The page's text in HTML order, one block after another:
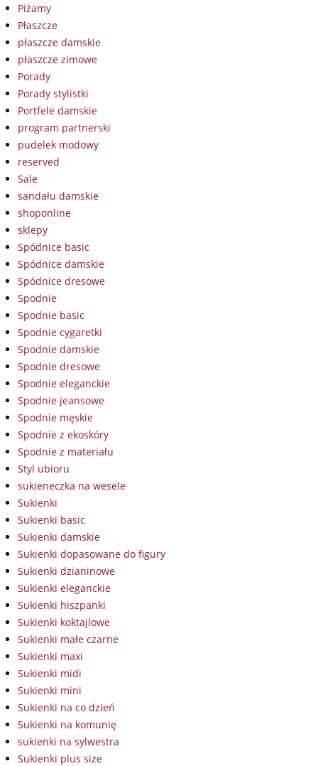
Piżamy
Płaszcze
płaszcze damskie
płaszcze zimowe
Porady
Porady stylistki
Portfele damskie
program partnerski
pudelek modowy
reserved
Sale
sandału damskie
shoponline
sklepy
Spódnice basic
Spódnice damskie
Spódnice dresowe
Spodnie
Spodnie basic
Spodnie cygaretki
Spodnie damskie
Spodnie dresowe
Spodnie eleganckie
Spodnie jeansowe
Spodnie męskie
Spodnie z ekoskóry
Spodnie z materiału
Styl ubioru
sukieneczka na wesele
Sukienki
Sukienki basic
Sukienki damskie
Sukienki dopasowane do figury
Sukienki dzianinowe
Sukienki eleganckie
Sukienki hiszpanki
Sukienki koktajlowe
Sukienki małe czarne
Sukienki maxi
Sukienki midi
Sukienki mini
Sukienki na co dzień
Sukienki na komunię
sukienki na sylwestra
Sukienki plus size